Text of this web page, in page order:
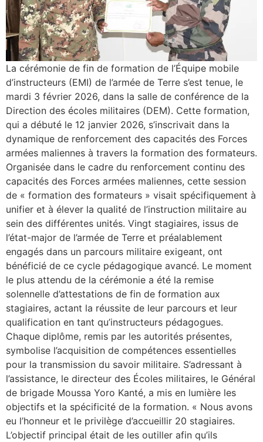
La cérémonie de fin de formation de l’Équipe mobile
d’instructeurs (EMI) de l’armée de Terre s’est tenue, le
mardi 3 février 2026, dans la salle de conférence de la
Direction des écoles militaires (DEM). Cette formation,
qui a débuté le 12 janvier 2026, s’inscrivait dans la
dynamique de renforcement des capacités des Forces
armées maliennes à travers la formation des formateurs.
Organisée dans le cadre du renforcement continu des
capacités des Forces armées maliennes, cette session
de « formation des formateurs » visait spécifiquement à
unifier et à élever la qualité de l’instruction militaire au
sein des différentes unités. Vingt stagiaires, issus de
l’état-major de l’armée de Terre et préalablement
engagés dans un parcours militaire exigeant, ont
bénéficié de ce cycle pédagogique avancé. Le moment
le plus attendu de la cérémonie a été la remise
solennelle d’attestations de fin de formation aux
stagiaires, actant la réussite de leur parcours et leur
qualification en tant qu’instructeurs pédagogues.
Chaque diplôme, remis par les autorités présentes,
symbolise l’acquisition de compétences essentielles
pour la transmission du savoir militaire. S’adressant à
l’assistance, le directeur des Écoles militaires, le Général
de brigade Moussa Yoro Kanté, a mis en lumière les
objectifs et la spécificité de la formation. « Nous avons
eu l’honneur et le privilège d’accueillir 20 stagiaires.
L’objectif principal était de les outiller afin qu’ils